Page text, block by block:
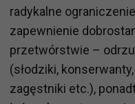
radykalne
zapewnienie
przetwórstwie –
(słodziki,
zagęstniki etc.),